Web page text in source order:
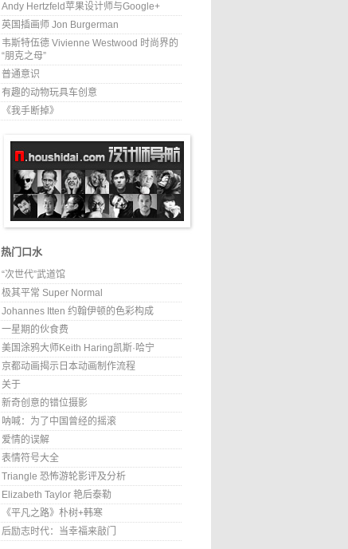
Andy Hertzfeld苹果设计师与Google+
英国插画师 Jon Burgerman
韦斯特伍德 Vivienne Westwood 时尚界的
“朋克之母”
普通意识
有趣的动物玩具车创意
《我手断掉》
热门口水
“次世代”武道馆
极其平常 Super Normal
Johannes Itten 约翰伊顿的色彩构成
一星期的伙食费
美国涂鸦大师Keith Haring凯斯·哈宁
京都动画揭示日本动画制作流程
关于
新奇创意的错位摄影
呐喊：为了中国曾经的摇滚
爱情的误解
表情符号大全
Triangle 恐怖游轮影评及分析
Elizabeth Taylor 艳后泰勒
《平凡之路》朴树+韩寒
后励志时代：当幸福来敲门